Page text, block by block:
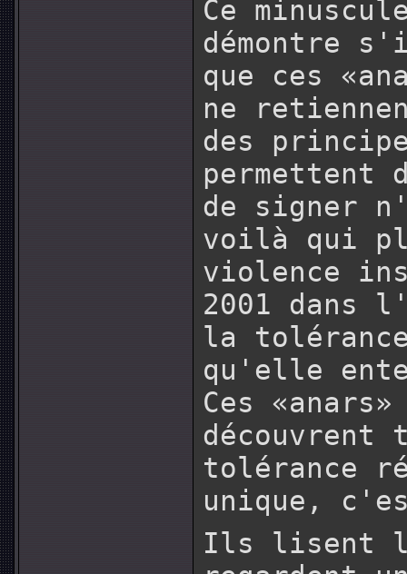
Ce
démontre
que ces
ne
des
de signer
voilà qui
violence
2001 dans
la
qu'elle
Ces
découvrent
tolérance
unique,
Ils lisent